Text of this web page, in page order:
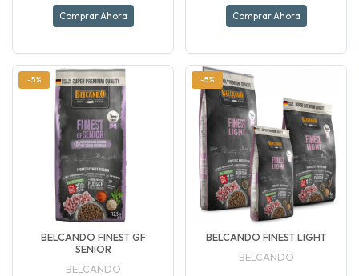
Comprar Ahora Comprar Ahora
-5%
BELCANDO FINEST GF
SENIOR
BELCANDO
-5%
BELCANDO FINEST LIGHT
BELCANDO